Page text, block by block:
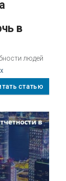
в
людей
статью